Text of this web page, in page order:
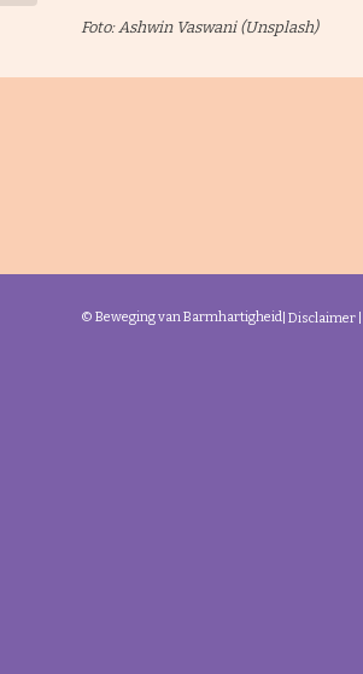
Foto: Ashwin Vaswani (Unsplash)
© Beweging van Barmhartigheid Disclaimer